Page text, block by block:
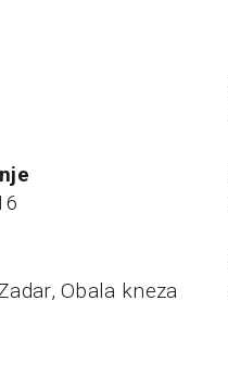
Obala kneza